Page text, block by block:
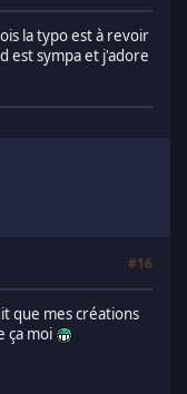
la typo est à revoir
est sympa et j'adore
#16
que mes créations
ça moi